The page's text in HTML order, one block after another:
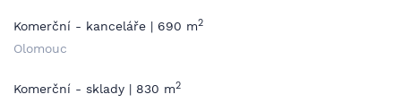
Komerční - kanceláře | 690 m2
Olomouc
Komerční - sklady | 830 m2